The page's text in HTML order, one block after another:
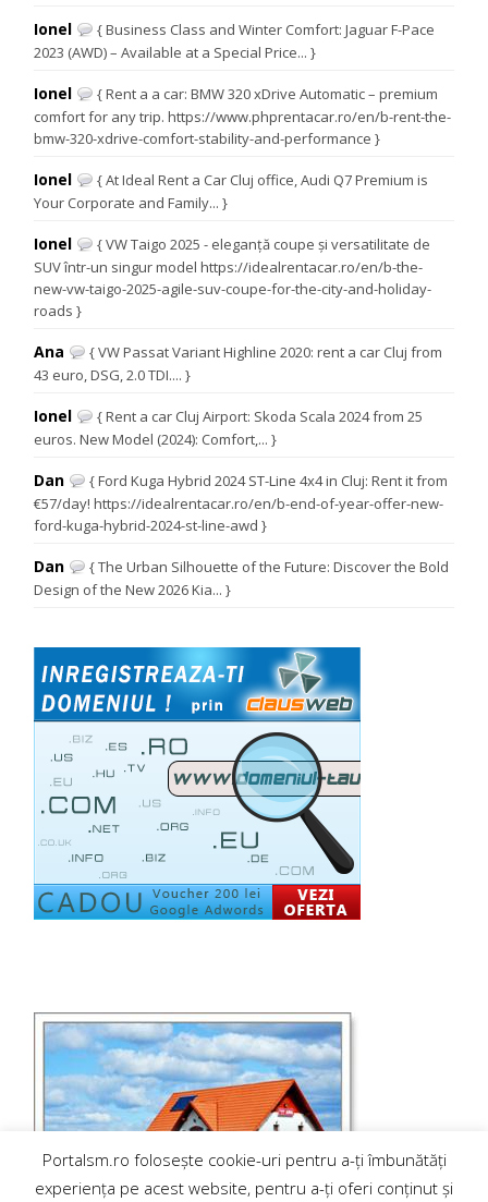
Ionel
{ Business Class and Winter Comfort: Jaguar F-Pace
2023 (AWD) – Available at a Special Price... }
Ionel
{ Rent a a car: BMW 320 xDrive Automatic – premium
comfort for any trip. https://www.phprentacar.ro/en/b-rent-the-
bmw-320-xdrive-comfort-stability-and-performance }
Ionel
{ At Ideal Rent a Car Cluj office, Audi Q7 Premium is
Your Corporate and Family... }
Ionel
{ VW Taigo 2025 - eleganță coupe și versatilitate de
SUV într-un singur model https://idealrentacar.ro/en/b-the-
new-vw-taigo-2025-agile-suv-coupe-for-the-city-and-holiday-
roads }
Ana
{ VW Passat Variant Highline 2020: rent a car Cluj from
43 euro, DSG, 2.0 TDI.... }
Ionel
{ Rent a car Cluj Airport: Skoda Scala 2024 from 25
euros. New Model (2024): Comfort,... }
Dan
{ Ford Kuga Hybrid 2024 ST-Line 4x4 in Cluj: Rent it from
€57/day! https://idealrentacar.ro/en/b-end-of-year-offer-new-
ford-kuga-hybrid-2024-st-line-awd }
Dan
{ The Urban Silhouette of the Future: Discover the Bold
Design of the New 2026 Kia... }
Portalsm.ro folosește cookie-uri pentru a-ți îmbunătăți
experiența pe acest website, pentru a-ți oferi conținut și